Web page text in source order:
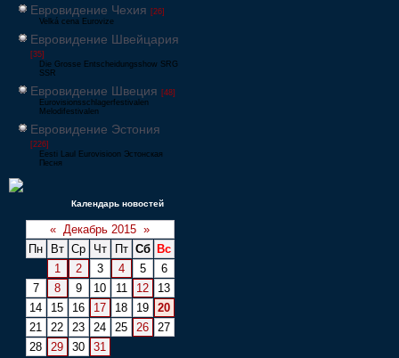
Евровидение Чехия [26]
Velká cena Eurovize
Евровидение Швейцария
[35]
Die Grosse Entscheidungsshow SRG
SSR
Евровидение Швеция [48]
Eurovisionsschlagerfestivalen
Melodifestivalen
Евровидение Эстония
[226]
Eesti Laul Eurovisioon Эстонская
Песня
Календарь новостей
« Декабрь 2015 »
Пн
Вт Ср Чт Пт Сб
Вс
1
2 3 4 5
6
7
8 9 10 11 12
13
14
15 16 17 18 19
20
21
22 23 24 25 26
27
28
29 30 31